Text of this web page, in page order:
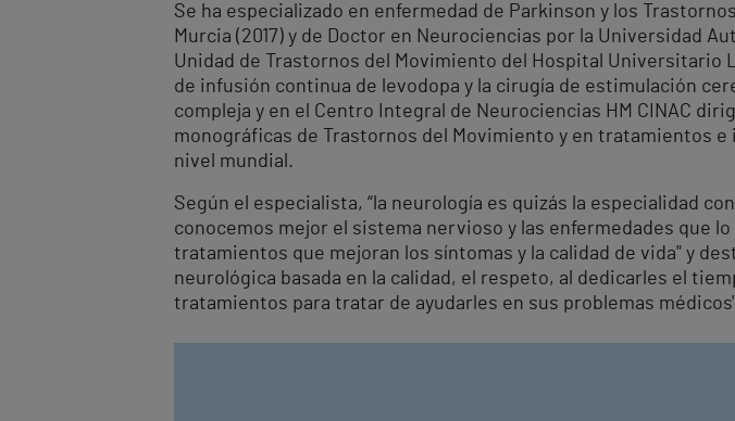
Se ha especializado en enfermedad de Parkinson y los
Murcia (2017) y de Doctor en Neurociencias por la Universidad
Unidad de Trastornos del Movimiento del Hospital Universitario
de infusión continua de levodopa y la cirugía de estimulación
compleja y en el Centro Integral de Neurociencias HM CINAC
monográficas de Trastornos del Movimiento y en tratamientos
nivel mundial.
Según el especialista, “la neurología es quizás la especialidad
conocemos mejor el sistema nervioso y las enfermedades que
tratamientos que mejoran los síntomas y la calidad de vida" y
neurológica basada en la calidad, el respeto, al dedicarles el
tratamientos para tratar de ayudarles en sus problemas